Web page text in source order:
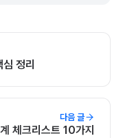
정리
다음 글
체크리스트 10가지